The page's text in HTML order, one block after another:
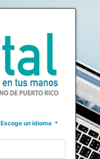
Escoge un idioma